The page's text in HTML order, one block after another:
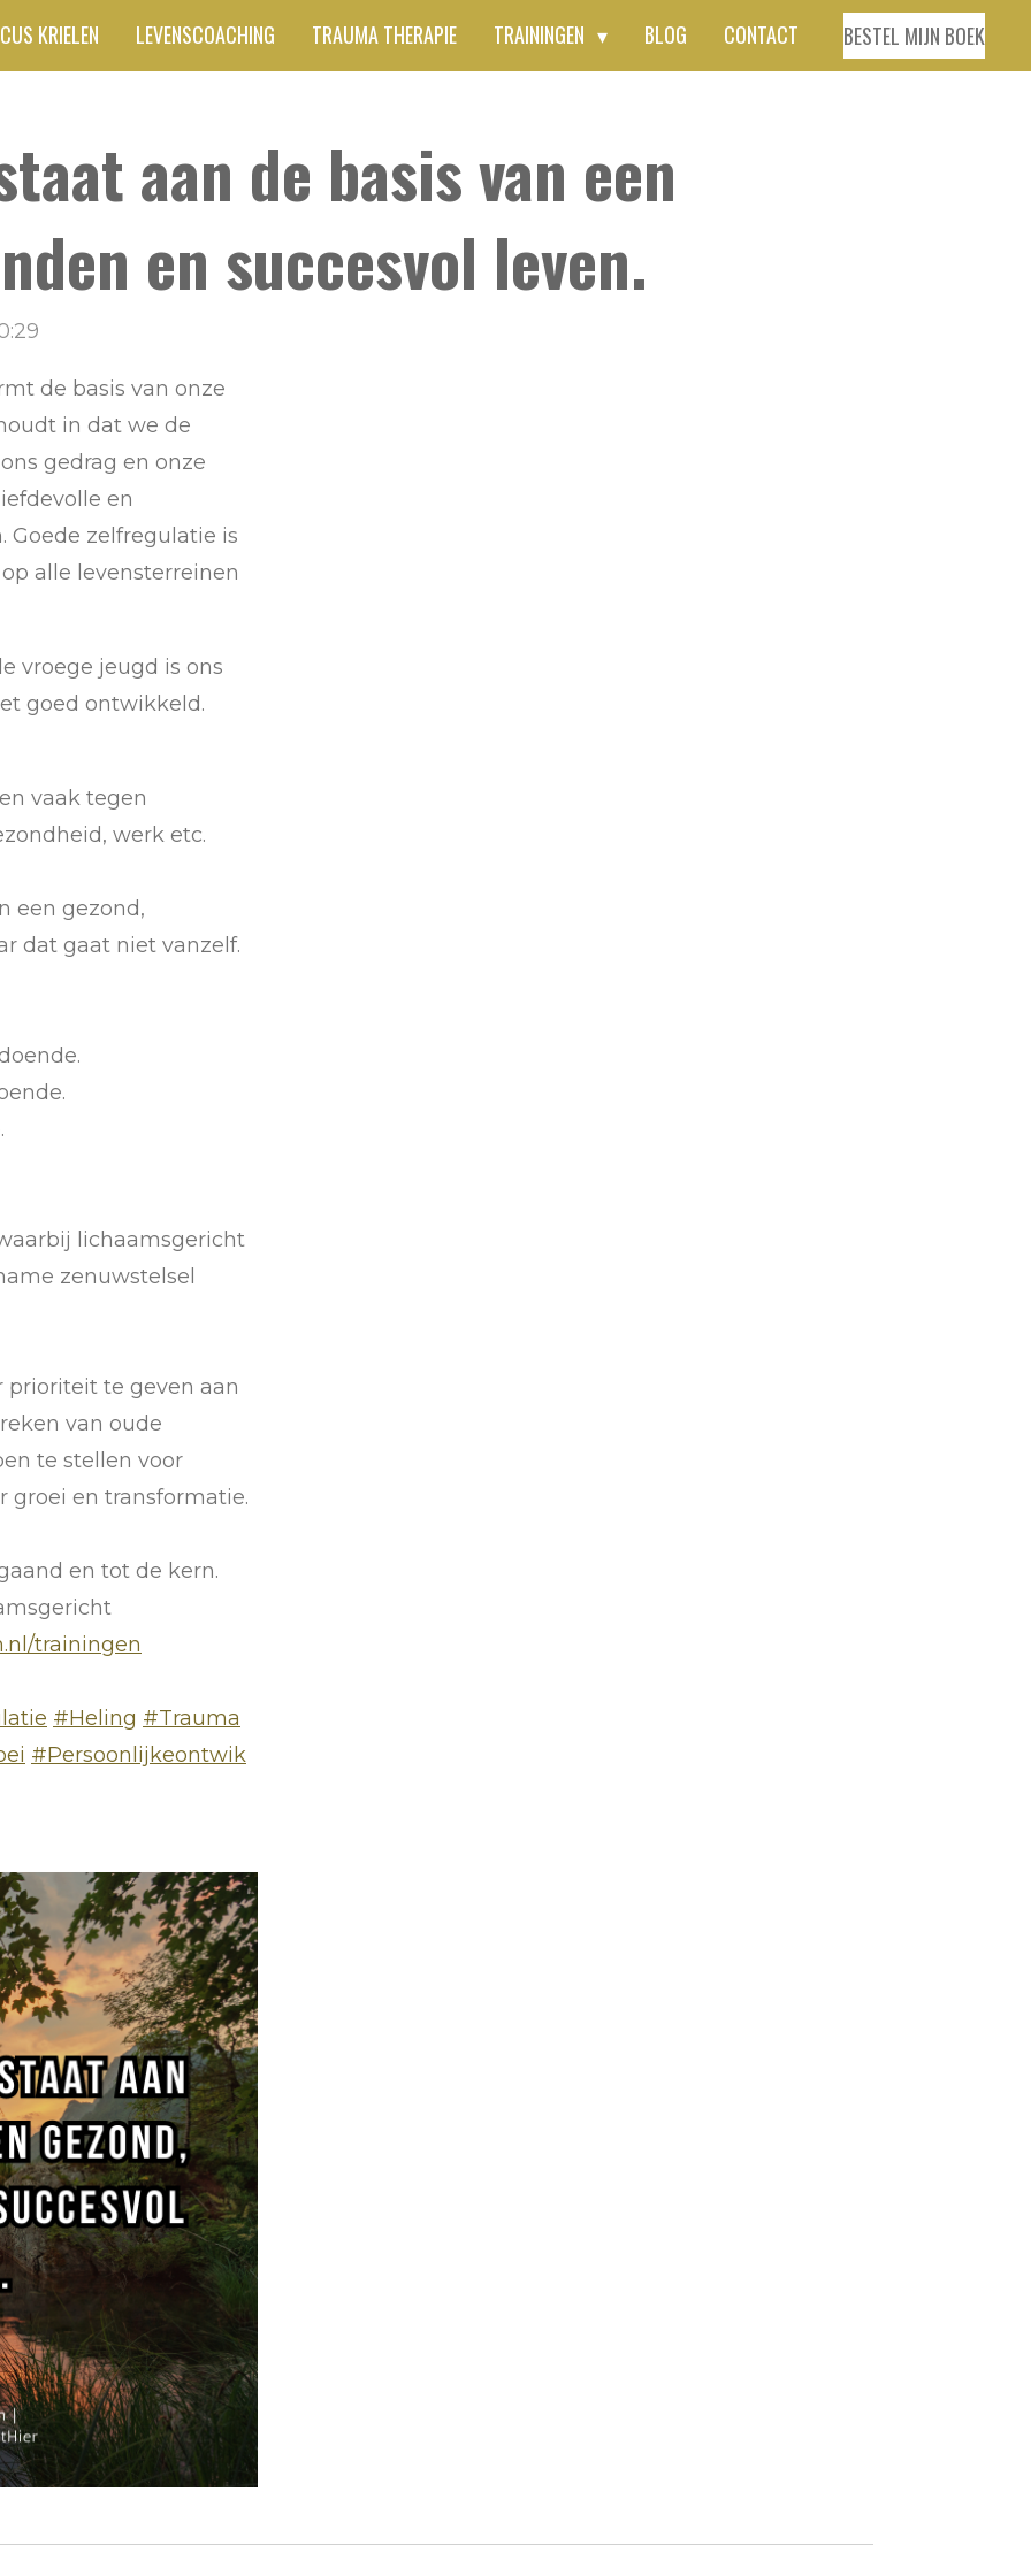
KRIELEN LEVENSCOACHING TRAUMA THERAPIE TRAININGEN BLOG CONTACT BESTEL MIJN BOEK
aan de basis van een
en succesvol leven.
de basis van onze
in dat we de
gedrag en onze
en
Goede zelfregulatie is
alle levensterreinen
vroege jeugd is ons
goed ontwikkeld.
vaak tegen
werk etc.
een gezond,
dat gaat niet vanzelf.
lichaamsgericht
zenuwstelsel
te geven aan
van oude
te stellen voor
groei en transformatie.
en tot de kern.
trainingen
#Heling #Trauma
#Persoonlijkeontwik